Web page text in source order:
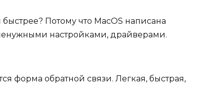
Потому что MacOS написана
настройками, драйверами.
форма обратной связи. Легкая, быстрая,